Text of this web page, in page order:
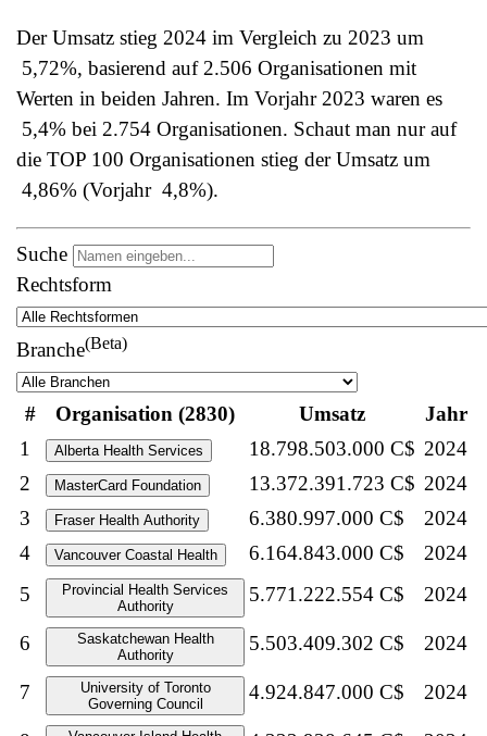
Der Umsatz stieg 2024 im Vergleich zu 2023 um
5,72%, basierend auf 2.506 Organisationen mit
Werten in beiden Jahren. Im Vorjahr 2023 waren es
5,4% bei 2.754 Organisationen. Schaut man nur auf
die TOP 100 Organisationen stieg der Umsatz um
4,86% (Vorjahr 4,8%).
Suche
Rechtsform
Branche(Beta)
# Organisation (2830) Umsatz
Jahr
1
Alberta Health Services 18.798.503.000 C$ 2024
2
MasterCard Foundation 13.372.391.723 C$ 2024
3
Fraser Health Authority 6.380.997.000 C$
2024
4
Vancouver Coastal Health 6.164.843.000 C$
2024
5
Provincial Health Services
Authority
5.771.222.554 C$ 2024
6
Saskatchewan Health
Authority
5.503.409.302 C$ 2024
7
University of Toronto
Governing Council
4.924.847.000 C$ 2024